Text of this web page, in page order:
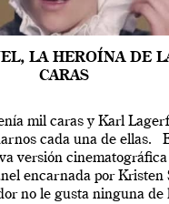
LA HEROÍNA DE
CARAS
mil caras y Karl
cada una de ellas.
versión
encarnada por Kristen
no le gusta ninguna de